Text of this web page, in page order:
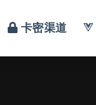
卡密渠道